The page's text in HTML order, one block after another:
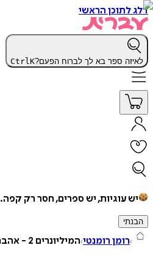
דלג לתוכן הראשי
לאיזה ספר בא לך לברוח הפעם? CtrlK
יש עוגיות, יש ספרים, חסר רק קפה.
הבנתי
רומן רומנטי המיליונרים 2 - אהבה ישנה